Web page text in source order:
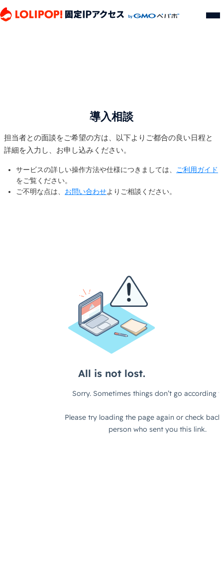
導入相談
担当者との面談をご希望の方は、以下よりご都合の良い日程と
詳細を入力し、お申し込みください。
サービスの詳しい操作方法や仕様につきましては、 ご利用ガイド
をご覧ください。
ご不明な点は、 お問い合わせよりご相談ください。